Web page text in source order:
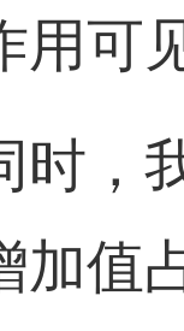
用可
时，
加值